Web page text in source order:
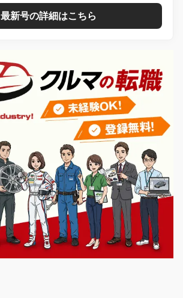
最新号の詳細はこちら